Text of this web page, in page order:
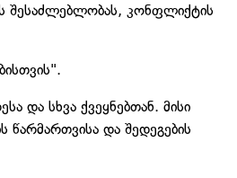
შესაძლებლობას, კონფლიქტის
და სხვა ქვეყნებთან. მისი
და შედეგების